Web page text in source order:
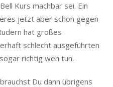
Kurs machbar sei. Ein
jetzt aber schon gegen
hat großes
schlecht ausgeführten
richtig weh tun.
Du dann übrigens